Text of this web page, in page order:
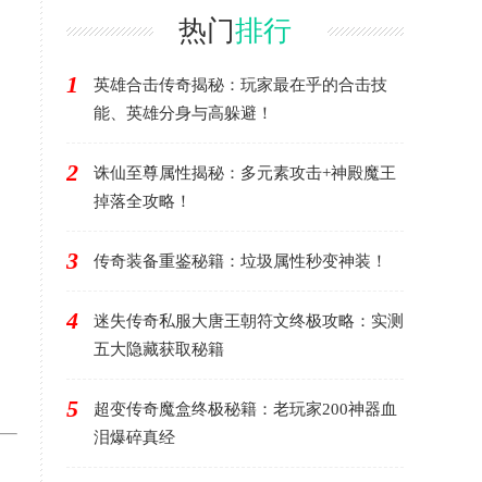
热门排行
1
英雄合击传奇揭秘：玩家最在乎的合击技
能、英雄分身与高躲避！
2
诛仙至尊属性揭秘：多元素攻击+神殿魔王
掉落全攻略！
3 传奇装备重鉴秘籍：垃圾属性秒变神装！
4
迷失传奇私服大唐王朝符文终极攻略：实测
五大隐藏获取秘籍
5
超变传奇魔盒终极秘籍：老玩家200神器血
泪爆碎真经